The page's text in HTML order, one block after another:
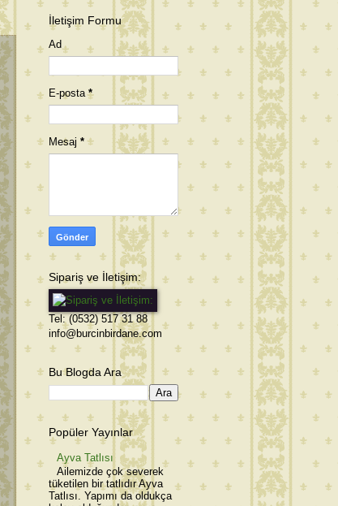
İletişim Formu
Ad
E-posta*
Mesaj *
Sipariş ve İletişim:
Tel: (0532) 517 31 88
info@burcinbirdane.com
Bu Blogda Ara
Popüler Yayınlar
Ayva Tatlısı
Ailemizde çok severek
tüketilen bir tatlıdır Ayva
Tatlısı. Yapımı da oldukça